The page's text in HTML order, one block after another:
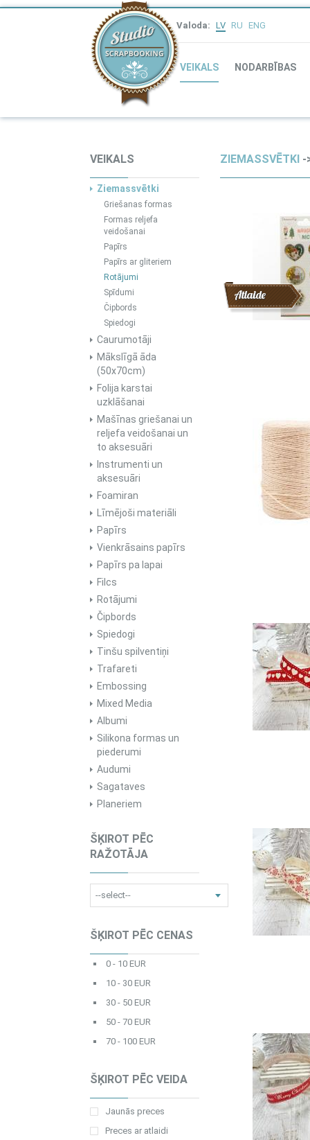
Valoda: LV RU ENG
VEIKALS NODARBĪBAS
VEIKALS
Ziemassvētki
Griešanas formas
Formas reljefa
veidošanai
Papīrs
Papīrs ar gliteriem
Rotājumi
Spīdumi
Čipbords
Spiedogi
Caurumotāji
Mākslīgā āda
(50x70cm)
Folija karstai
uzklāšanai
Mašīnas griešanai un
reljefa veidošanai un
to aksesuāri
Instrumenti un
aksesuāri
Foamiran
Līmējoši materiāli
Papīrs
Vienkrāsains papīrs
Papīrs pa lapai
Filcs
Rotājumi
Čipbords
Spiedogi
Tinšu spilventiņi
Trafareti
Embossing
Mixed Media
Albumi
Silikona formas un
piederumi
Audumi
Sagataves
Planeriem
ŠĶIROT PĒC
RAŽOTĀJA
ŠĶIROT PĒC CENAS
0 - 10 EUR
10 - 30 EUR
30 - 50 EUR
50 - 70 EUR
70 - 100 EUR
ŠĶIROT PĒC VEIDA
Jaunās preces
Preces ar atlaidi
ZIEMASSVĒTKI-
Atlaide